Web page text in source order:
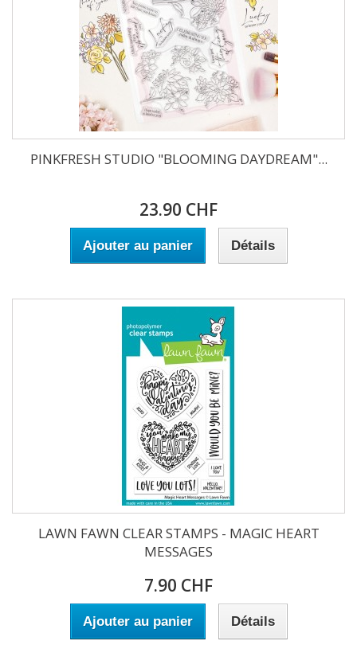
PINKFRESH STUDIO "BLOOMING DAYDREAM"...
23.90 CHF
Ajouter au panier Détails
LAWN FAWN CLEAR STAMPS - MAGIC HEART
MESSAGES
7.90 CHF
Ajouter au panier Détails